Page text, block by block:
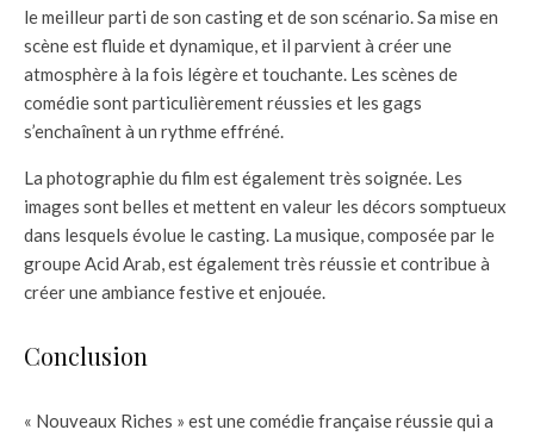
le meilleur parti de son casting et de son scénario. Sa mise en
scène est fluide et dynamique, et il parvient à créer une
atmosphère à la fois légère et touchante. Les scènes de
comédie sont particulièrement réussies et les gags
s’enchaînent à un rythme effréné.
La photographie du film est également très soignée. Les
images sont belles et mettent en valeur les décors somptueux
dans lesquels évolue le casting. La musique, composée par le
groupe Acid Arab, est également très réussie et contribue à
créer une ambiance festive et enjouée.
Conclusion
« Nouveaux Riches » est une comédie française réussie qui a